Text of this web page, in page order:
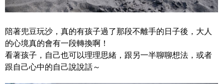
陪著兜豆玩沙，真的有孩子過了那段不離手的日子後，大人
的心境真的會有一段轉換啊！
看著孩子，自己也可以理理思緒，跟另一半聊聊想法，或者
跟自己心中的自己說說話～